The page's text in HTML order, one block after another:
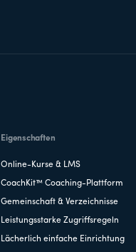
Eigenschaften
Online-Kurse & LMS
CoachKit™ Coaching-Plattform
Gemeinschaft & Verzeichnisse
Leistungsstarke Zugriffsregeln
Lächerlich einfache Einrichtung